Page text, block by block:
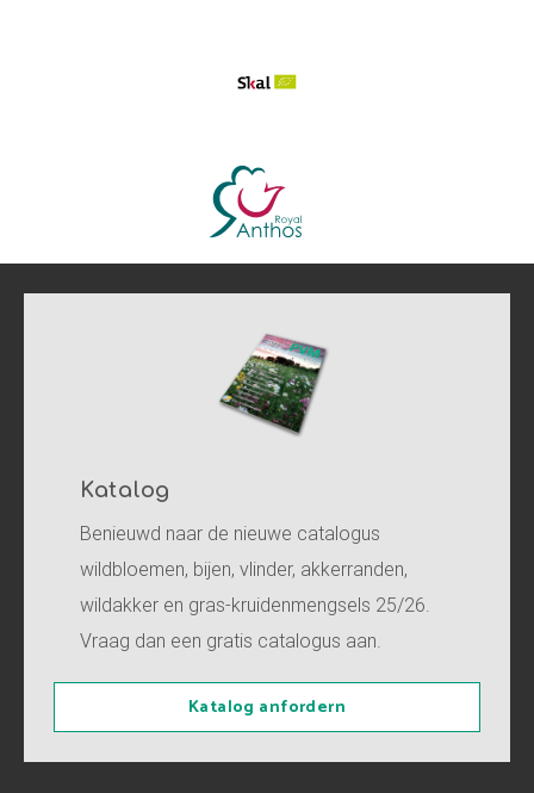
Katalog
Benieuwd naar de nieuwe catalogus
wildbloemen, bijen, vlinder, akkerranden,
wildakker en gras-kruidenmengsels 25/26.
Vraag dan een gratis catalogus aan.
Katalog anfordern